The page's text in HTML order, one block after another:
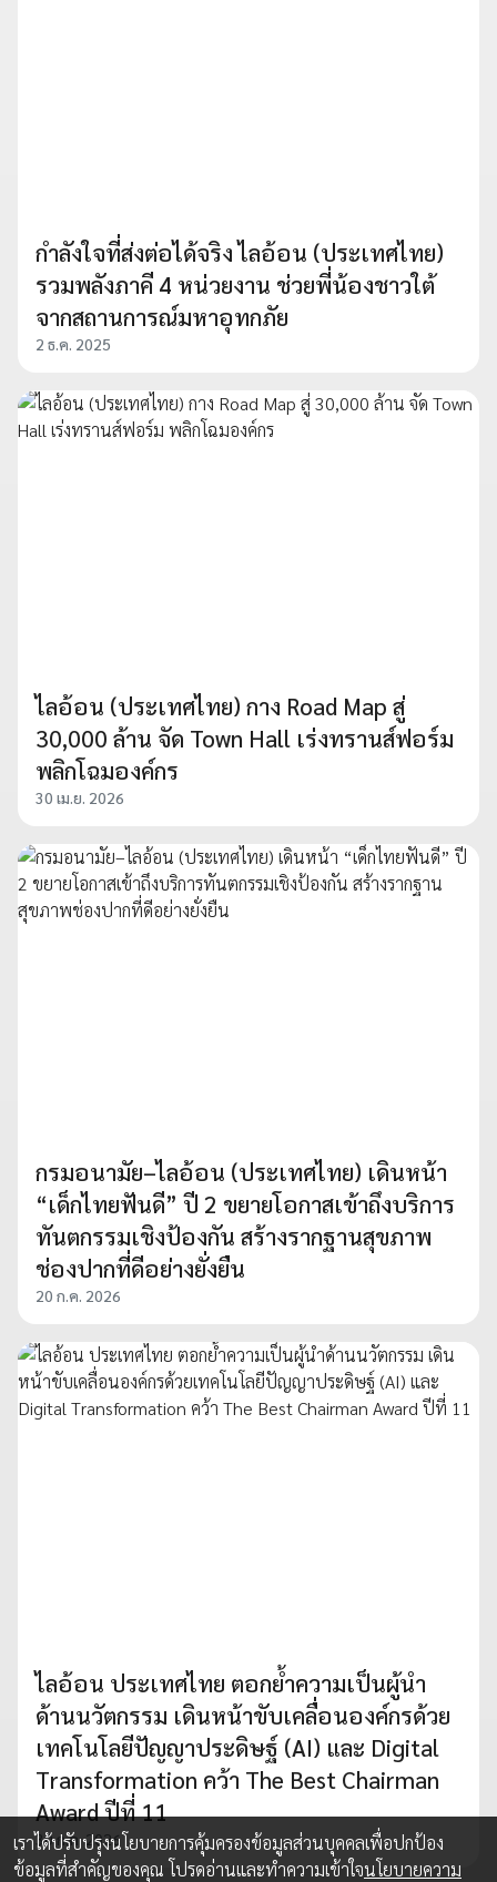
กำลังใจที่ส่งต่อได้จริง ไลอ้อน (ประเทศไทย)
รวมพลังภาคี 4 หน่วยงาน ช่วยพี่น้องชาวใต้
จากสถานการณ์มหาอุทกภัย
2 ธ.ค. 2025
ไลอ้อน (ประเทศไทย) กาง Road Map สู่
30,000 ล้าน จัด Town Hall เร่งทรานส์ฟอร์ม
พลิกโฉมองค์กร
30 เม.ย. 2026
กรมอนามัย–ไลอ้อน (ประเทศไทย) เดินหน้า
“เด็กไทยฟันดี” ปี 2 ขยายโอกาสเข้าถึงบริการ
ทันตกรรมเชิงป้องกัน สร้างรากฐานสุขภาพ
ช่องปากที่ดีอย่างยั่งยืน
20 ก.ค. 2026
ไลอ้อน ประเทศไทย ตอกย้ำความเป็นผู้นำ
ด้านนวัตกรรม เดินหน้าขับเคลื่อนองค์กรด้วย
เทคโนโลยีปัญญาประดิษฐ์ (AI) และ Digital
Transformation คว้า The Best Chairman
Award ปีที่ 11
30 ก.ค. 2026
เราได้ปรับปรุงนโยบายการคุ้มครองข้อมูลส่วนบุคคลเพื่อปกป้อง
ข้อมูลที่สำคัญของคุณ โปรดอ่านและทำความเข้าใจนโยบายความ